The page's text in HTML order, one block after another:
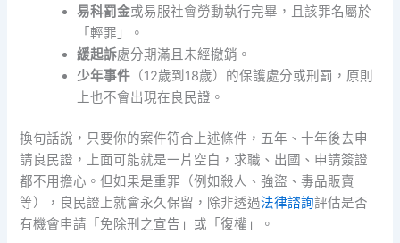
易科罰金或易服社會勞動執行完畢，且該罪名屬於
「輕罪」。
緩起訴處分期滿且未經撤銷。
少年事件 （12歲到18歲）的保護處分或刑罰，原則
上也不會出現在良民證。
換句話說，只要你的案件符合上述條件，五年、十年後去申
請良民證，上面可能就是一片空白，求職、出國、申請簽證
都不用擔心。但如果是重罪（例如殺人、強盜、毒品販賣
等），良民證上就會永久保留，除非透過法律諮詢評估是否
有機會申請「免除刑之宣告」或「復權」。